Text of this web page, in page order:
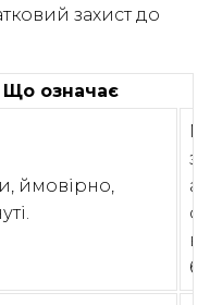
захист до
Що означає
ймовірно,